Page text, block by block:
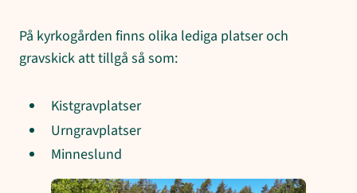
På kyrkogården finns olika lediga platser och
gravskick att tillgå så som:
Kistgravplatser
Urngravplatser
Minneslund